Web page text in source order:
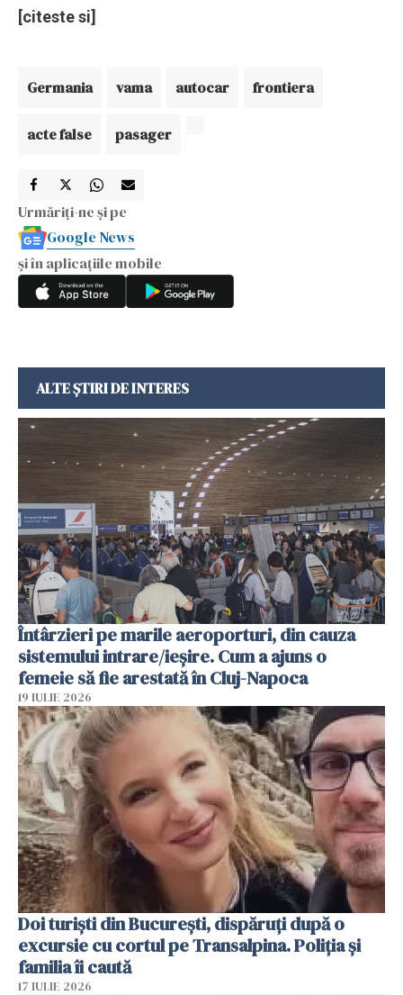
[citeste si]
Germania vama autocar frontiera
acte false pasager
Urmăriți-ne și pe
Google News
și în aplicațiile mobile
ALTE ȘTIRI DE INTERES
Întârzieri pe marile aeroporturi, din cauza
sistemului intrare/ieșire. Cum a ajuns o
femeie să fie arestată în Cluj-Napoca
19 IULIE 2026
Doi turiști din București, dispăruți după o
excursie cu cortul pe Transalpina. Poliția și
familia îi caută
17 IULIE 2026